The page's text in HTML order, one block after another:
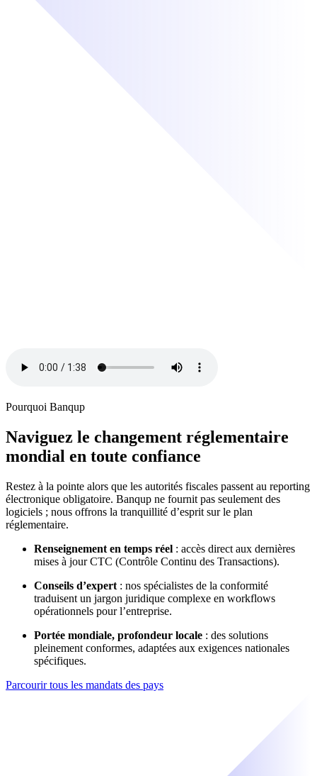
Pourquoi Banqup
Naviguez le changement réglementaire
mondial en toute confiance
Restez à la pointe alors que les autorités fiscales passent au reporting
électronique obligatoire. Banqup ne fournit pas seulement des
logiciels ; nous offrons la tranquillité d’esprit sur le plan
réglementaire.
Renseignement en temps réel : accès direct aux dernières
mises à jour CTC (Contrôle Continu des Transactions).
Conseils d’expert : nos spécialistes de la conformité
traduisent un jargon juridique complexe en workflows
opérationnels pour l’entreprise.
Portée mondiale, profondeur locale : des solutions
pleinement conformes, adaptées aux exigences nationales
spécifiques.
Parcourir tous les mandats des pays